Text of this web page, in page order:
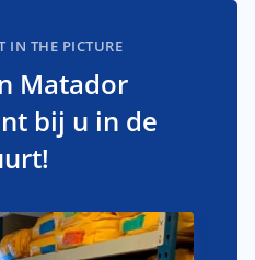
IN THE PICTURE
Matador
bij u in de